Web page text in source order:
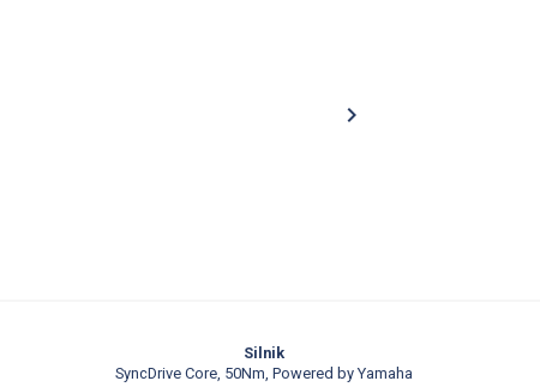

Silnik
SyncDrive Core, 50Nm, Powered by Yamaha